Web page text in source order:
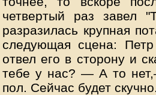
четвертый раз завел
разразилась крупная
следующая сцена:
отвел его в сторону и
тебе у нас? — А то
пол. Сейчас будет